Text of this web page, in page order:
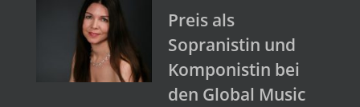
Preis als
Sopranistin und
Komponistin bei
den Global Music